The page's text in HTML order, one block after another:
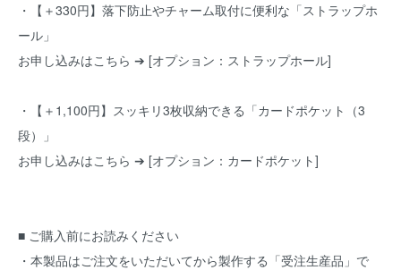
・【＋330円】落下防止やチャーム取付に便利な「ストラップホ
ール」
お申し込みはこちら ➔ [オプション：ストラップホール]
・【＋1,100円】スッキリ3枚収納できる「カードポケット（3
段）」
お申し込みはこちら ➔ [オプション：カードポケット]
■ ご購入前にお読みください
・本製品はご注文をいただいてから製作する「受注生産品」で